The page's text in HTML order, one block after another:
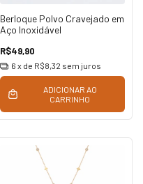
Berloque Polvo Cravejado em
Aço Inoxidável
R$49,90
6 x de R$8,32 sem juros
ADICIONAR AO
CARRINHO